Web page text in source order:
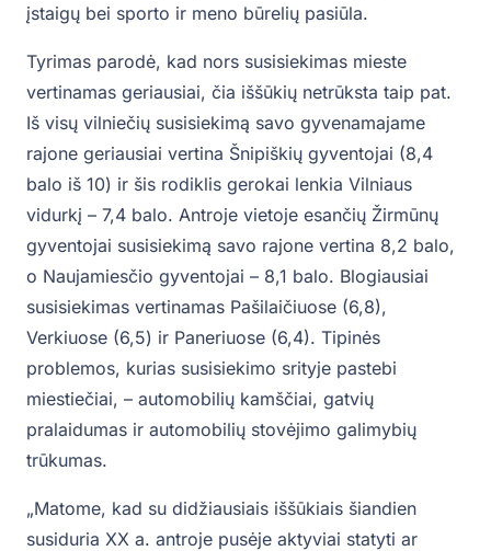
įstaigų bei sporto ir meno būrelių pasiūla.
Tyrimas parodė, kad nors susisiekimas mieste
vertinamas geriausiai, čia iššūkių netrūksta taip pat.
Iš visų vilniečių susisiekimą savo gyvenamajame
rajone geriausiai vertina Šnipiškių gyventojai (8,4
balo iš 10) ir šis rodiklis gerokai lenkia Vilniaus
vidurkį – 7,4 balo. Antroje vietoje esančių Žirmūnų
gyventojai susisiekimą savo rajone vertina 8,2 balo,
o Naujamiesčio gyventojai – 8,1 balo. Blogiausiai
susisiekimas vertinamas Pašilaičiuose (6,8),
Verkiuose (6,5) ir Paneriuose (6,4). Tipinės
problemos, kurias susisiekimo srityje pastebi
miestiečiai, – automobilių kamščiai, gatvių
pralaidumas ir automobilių stovėjimo galimybių
trūkumas.
„Matome, kad su didžiausiais iššūkiais šiandien
susiduria XX a. antroje pusėje aktyviai statyti ar